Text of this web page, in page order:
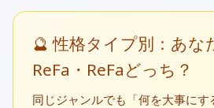
🔮 性格タイプ別：あな
ReFa・ReFaどっち？
同じジャンルでも「何を大事にす